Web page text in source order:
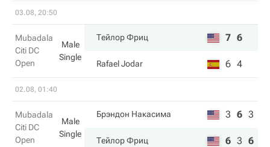
03.08, 20:50
Mubadala
Citi DC
Open
Male
Single
Тейлор Фриц 7 6
Rafael Jodar 6 4
02.08, 01:40
Mubadala
Citi DC
Open
Male
Single
Брэндон Накаcима 3 6 3
Тейлор Фриц 6 3 6